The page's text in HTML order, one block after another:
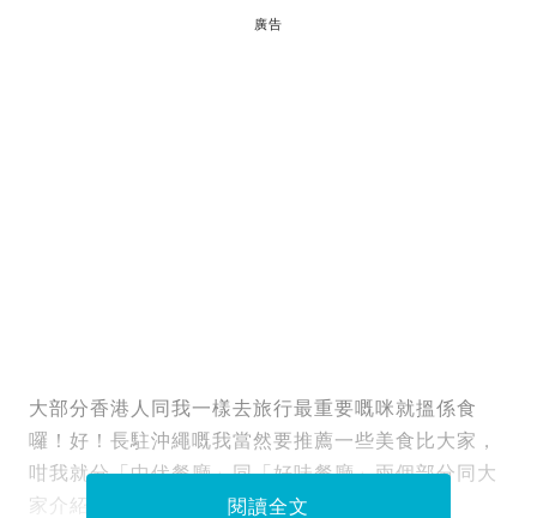
廣告
大部分香港人同我一樣去旅行最重要嘅咪就搵係食
囉！好！長駐沖繩嘅我當然要推薦一些美食比大家，
咁我就分「中伏餐廳」同「好味餐廳」兩個部分同大
家介紹一下我食過嘅幾間餐廳啦！
閱讀全文